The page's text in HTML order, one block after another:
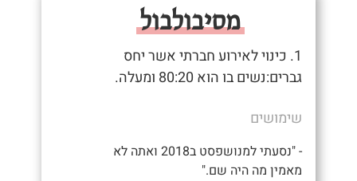
מסיבולבול
1. כינוי לאירוע חברתי אשר יחס
גברים:נשים בו הוא 80:20 ומעלה.
שימושים
- "נסעתי למנושפסט ב2018 ואתה לא
מאמין מה היה שם."